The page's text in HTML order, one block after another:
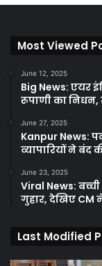
Most Viewed
June 12, 2025
Big News: एयर
रूपाणी का
June 27, 2025
Kanpur News:
व्यापारियों ने
June 23, 2025
Viral News:
गुहार, देखिए CM
Last Modified